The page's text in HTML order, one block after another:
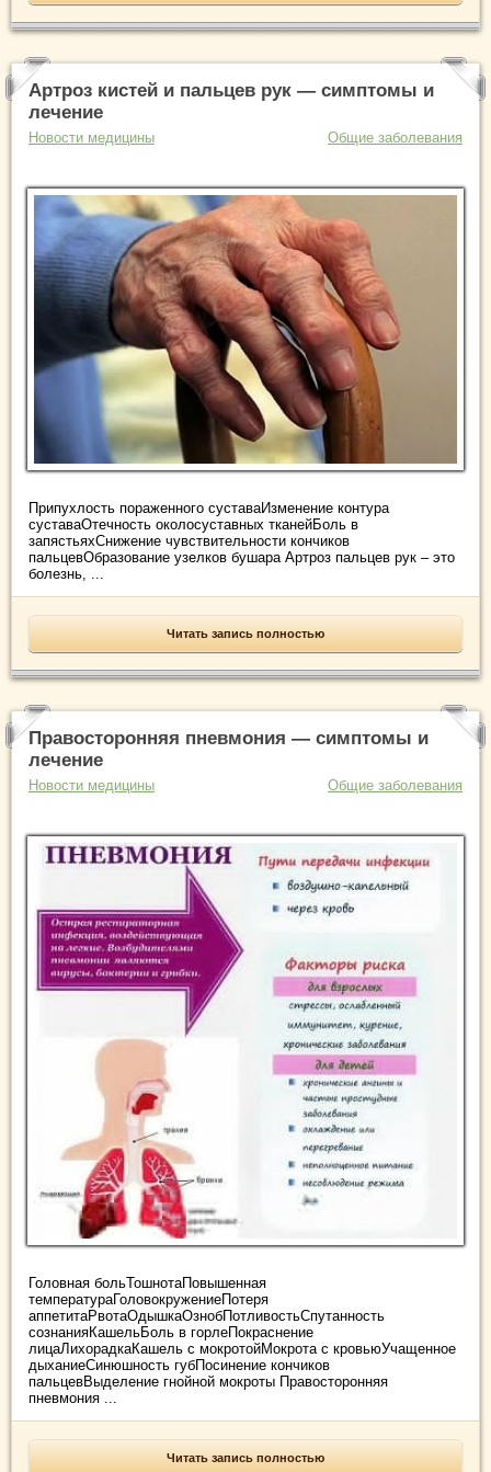
Артроз кистей и пальцев рук — симптомы и
лечение
Новости медицины Общие заболевания
Припухлость пораженного суставаИзменение контура
суставаОтечность околосуставных тканейБоль в
запястьяхСнижение чувствительности кончиков
пальцевОбразование узелков бушара Артроз пальцев рук – это
болезнь, ...
Читать запись полностью
Правосторонняя пневмония — симптомы и
лечение
Новости медицины Общие заболевания
Головная больТошнотаПовышенная
температураГоловокружениеПотеря
аппетитаРвотаОдышкаОзнобПотливостьСпутанность
сознанияКашельБоль в горлеПокраснение
лицаЛихорадкаКашель с мокротойМокрота с кровьюУчащенное
дыханиеСинюшность губПосинение кончиков
пальцевВыделение гнойной мокроты Правосторонняя
пневмония ...
Читать запись полностью